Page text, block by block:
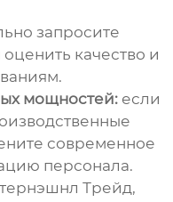
запросите
качество и
мощностей: если
современное
персонала.
Трейд,